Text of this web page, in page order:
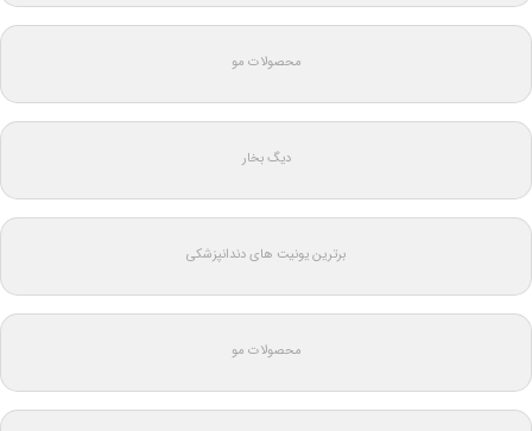
محصولات مو
دیگ بخار
برترین یونیت های دندانپزشکی
محصولات مو